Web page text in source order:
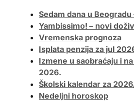
Sedam dana u
Yambissimo! – novi
Vremenska prognoza
Isplata penzija za jul
Izmene u saobraćaju i
2026.
Školski kalendar za
Nedeljni horoskop